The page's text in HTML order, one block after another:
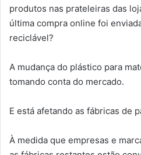
produtos nas prateleiras das
última compra online foi
reciclável?
A mudança do plástico para
tomando conta do mercado.
E está afetando as fábricas de
À medida que empresas e